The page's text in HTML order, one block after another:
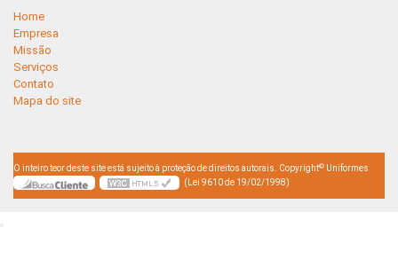
Home
Empresa
Missão
Serviços
Contato
Mapa do site
O inteiro teor deste site está sujeito à proteção de direitos autorais. Copyright© Uniformes
(Lei 9610 de 19/02/1998)